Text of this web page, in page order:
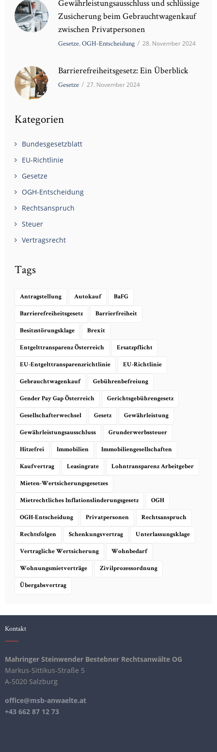
Gewährleistungsausschluss und schlüssige
Zusicherung beim Gebrauchtwagenkauf
zwischen Privatpersonen
Gesetze,OGH-Entscheidung / 28. November 2024
Barrierefreiheitsgesetz: Ein Überblick
Gesetze / 27. November 2024
Kategorien
Bundesgesetzblatt
EU-Richtlinie
Gesetze
OGH-Entscheidung
Rechtsanspruch
Steuer
Vertragsrecht
Tags
Antragstellung Autokauf BaFG
Barrierefreiheitsgesetz Barrierfreiheit
Besitzstörungsklage Brexit
Entgelttransparenz Österreich Ersatzpflicht
EU-Entgelttransparenzrichtlinie EU-Richtlinie
Gebrauchtwagenkauf Gebührenbefreiung
Gender Pay Gap Österreich Gerichtsgebührengesetz
Gesellschafterwechsel Gesetz Gewährleistung
Gewährleistungsausschluss Grunderwerbssteuer
Hitzefrei Immobilien Immobiliengesellschaften
Kaufvertrag Leasingrate Lohntransparenz Arbeitgeber
Mieten-Wertsicherungsgesetzes
Mietrechtliches Inflationslinderungsgesetz OGH
OGH-Entscheidung Privatpersonen Rechtsanspruch
Rechtsfolgen Schenkungsvertrag Unterlassungsklage
Vertragliche Wertsicherung Wohnbedarf
Wohnungsmietverträge Zivilprozessordnung
Übergabsvertrag
Kontakt
Mahringer Steinwender Bestebner Rechtsanwälte OG
Markus-Sittikus-Straße 5
A-5020 Salzburg
office@msb-anwaelte.at
+43 662 87 12 73